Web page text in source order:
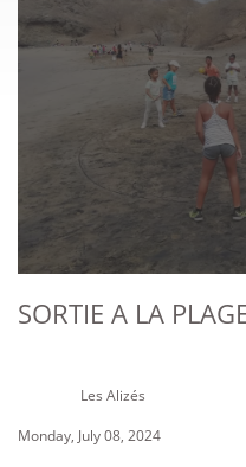
SORTIE A LA
Les Alizés
Monday, July 08, 2024